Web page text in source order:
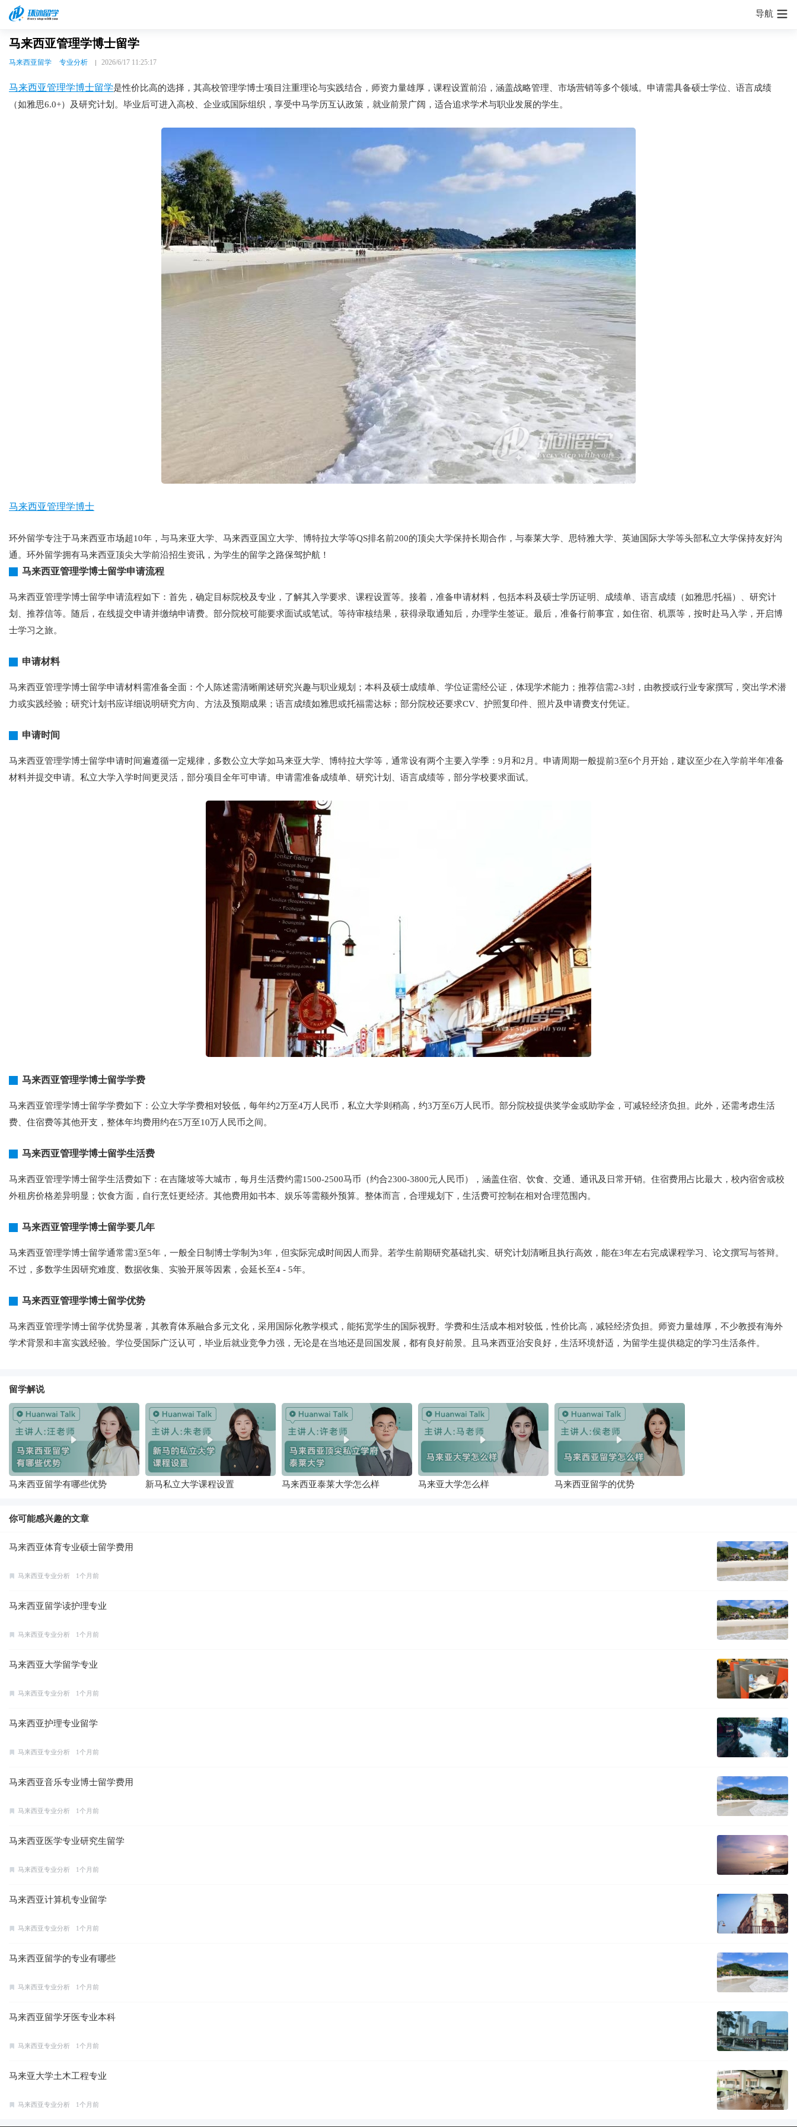
导航
马来西亚管理学博士留学
马来西亚留学 专业分析 2026/6/17 11:25:17
马来西亚管理学博士留学是性价比高的选择，其高校管理学博士项目注重理论与实践结合，师资力量雄厚，课程设置前沿，涵盖战略管理、市场营销等多个领域。申请需具备硕士学位、语言成绩
（如雅思6.0+）及研究计划。毕业后可进入高校、企业或国际组织，享受中马学历互认政策，就业前景广阔，适合追求学术与职业发展的学生。
马来西亚管理学博士
环外留学专注于马来西亚市场超10年，与马来亚大学、马来西亚国立大学、博特拉大学等QS排名前200的顶尖大学保持长期合作，与泰莱大学、思特雅大学、英迪国际大学等头部私立大学保持友好沟
通。环外留学拥有马来西亚顶尖大学前沿招生资讯，为学生的留学之路保驾护航！
马来西亚管理学博士留学申请流程
马来西亚管理学博士留学申请流程如下：首先，确定目标院校及专业，了解其入学要求、课程设置等。接着，准备申请材料，包括本科及硕士学历证明、成绩单、语言成绩（如雅思/托福）、研究计
划、推荐信等。随后，在线提交申请并缴纳申请费。部分院校可能要求面试或笔试。等待审核结果，获得录取通知后，办理学生签证。最后，准备行前事宜，如住宿、机票等，按时赴马入学，开启博
士学习之旅。
申请材料
马来西亚管理学博士留学申请材料需准备全面：个人陈述需清晰阐述研究兴趣与职业规划；本科及硕士成绩单、学位证需经公证，体现学术能力；推荐信需2-3封，由教授或行业专家撰写，突出学术潜
力或实践经验；研究计划书应详细说明研究方向、方法及预期成果；语言成绩如雅思或托福需达标；部分院校还要求CV、护照复印件、照片及申请费支付凭证。
申请时间
马来西亚管理学博士留学申请时间遍遵循一定规律，多数公立大学如马来亚大学、博特拉大学等，通常设有两个主要入学季：9月和2月。申请周期一般提前3至6个月开始，建议至少在入学前半年准备
材料并提交申请。私立大学入学时间更灵活，部分项目全年可申请。申请需准备成绩单、研究计划、语言成绩等，部分学校要求面试。
马来西亚管理学博士留学学费
马来西亚管理学博士留学学费如下：公立大学学费相对较低，每年约2万至4万人民币，私立大学则稍高，约3万至6万人民币。部分院校提供奖学金或助学金，可减轻经济负担。此外，还需考虑生活
费、住宿费等其他开支，整体年均费用约在5万至10万人民币之间。
马来西亚管理学博士留学生活费
马来西亚管理学博士留学生活费如下：在吉隆坡等大城市，每月生活费约需1500-2500马币（约合2300-3800元人民币），涵盖住宿、饮食、交通、通讯及日常开销。住宿费用占比最大，校内宿舍或校
外租房价格差异明显；饮食方面，自行烹饪更经济。其他费用如书本、娱乐等需额外预算。整体而言，合理规划下，生活费可控制在相对合理范围内。
马来西亚管理学博士留学要几年
马来西亚管理学博士留学通常需3至5年，一般全日制博士学制为3年，但实际完成时间因人而异。若学生前期研究基础扎实、研究计划清晰且执行高效，能在3年左右完成课程学习、论文撰写与答辩。
不过，多数学生因研究难度、数据收集、实验开展等因素，会延长至4 - 5年。
马来西亚管理学博士留学优势
马来西亚管理学博士留学优势显著，其教育体系融合多元文化，采用国际化教学模式，能拓宽学生的国际视野。学费和生活成本相对较低，性价比高，减轻经济负担。师资力量雄厚，不少教授有海外
学术背景和丰富实践经验。学位受国际广泛认可，毕业后就业竞争力强，无论是在当地还是回国发展，都有良好前景。且马来西亚治安良好，生活环境舒适，为留学生提供稳定的学习生活条件。
留学解说
马来西亚留学有哪些优势 新马私立大学课程设置 马来西亚泰莱大学怎么样 马来亚大学怎么样 马来西亚留学的优势
你可能感兴趣的文章
马来西亚体育专业硕士留学费用
马来西亚专业分析 1个月前
马来西亚留学读护理专业
马来西亚专业分析 1个月前
马来西亚大学留学专业
马来西亚专业分析 1个月前
马来西亚护理专业留学
马来西亚专业分析 1个月前
马来西亚音乐专业博士留学费用
马来西亚专业分析 1个月前
马来西亚医学专业研究生留学
马来西亚专业分析 1个月前
马来西亚计算机专业留学
马来西亚专业分析 1个月前
马来西亚留学的专业有哪些
马来西亚专业分析 1个月前
马来西亚留学牙医专业本科
马来西亚专业分析 1个月前
马来亚大学土木工程专业
马来西亚专业分析 1个月前